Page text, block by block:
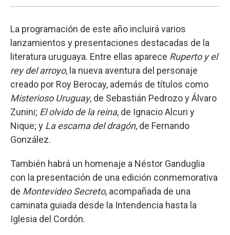
La programación de este año incluirá varios
lanzamientos y presentaciones destacadas de la
literatura uruguaya. Entre ellas aparece Ruperto y el
rey del arroyo, la nueva aventura del personaje
creado por Roy Berocay, además de títulos como
Misterioso Uruguay, de Sebastián Pedrozo y Álvaro
Zunini; El olvido de la reina, de Ignacio Alcuri y
Nique; y La escama del dragón, de Fernando
González.
También habrá un homenaje a Néstor Ganduglia
con la presentación de una edición conmemorativa
de Montevideo Secreto, acompañada de una
caminata guiada desde la Intendencia hasta la
Iglesia del Cordón.